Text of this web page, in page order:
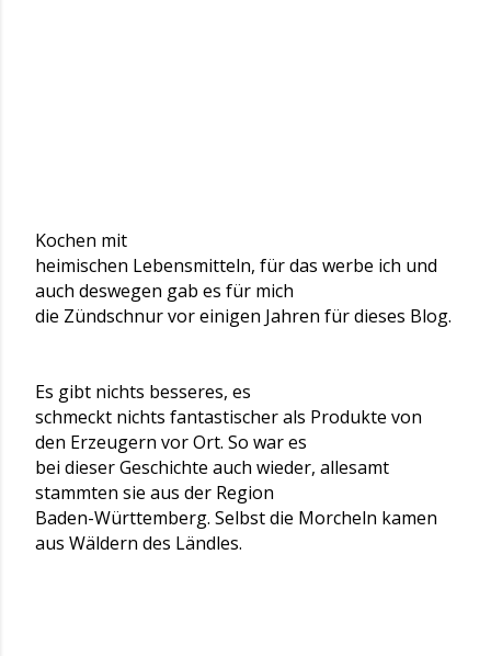
Kochen mit
heimischen Lebensmitteln, für das werbe ich und
auch deswegen gab es für mich
die Zündschnur vor einigen Jahren für dieses Blog.
Es gibt nichts besseres, es
schmeckt nichts fantastischer als Produkte von
den Erzeugern vor Ort. So war es
bei dieser Geschichte auch wieder, allesamt
stammten sie aus der Region
Baden-Württemberg. Selbst die Morcheln kamen
aus Wäldern des Ländles.